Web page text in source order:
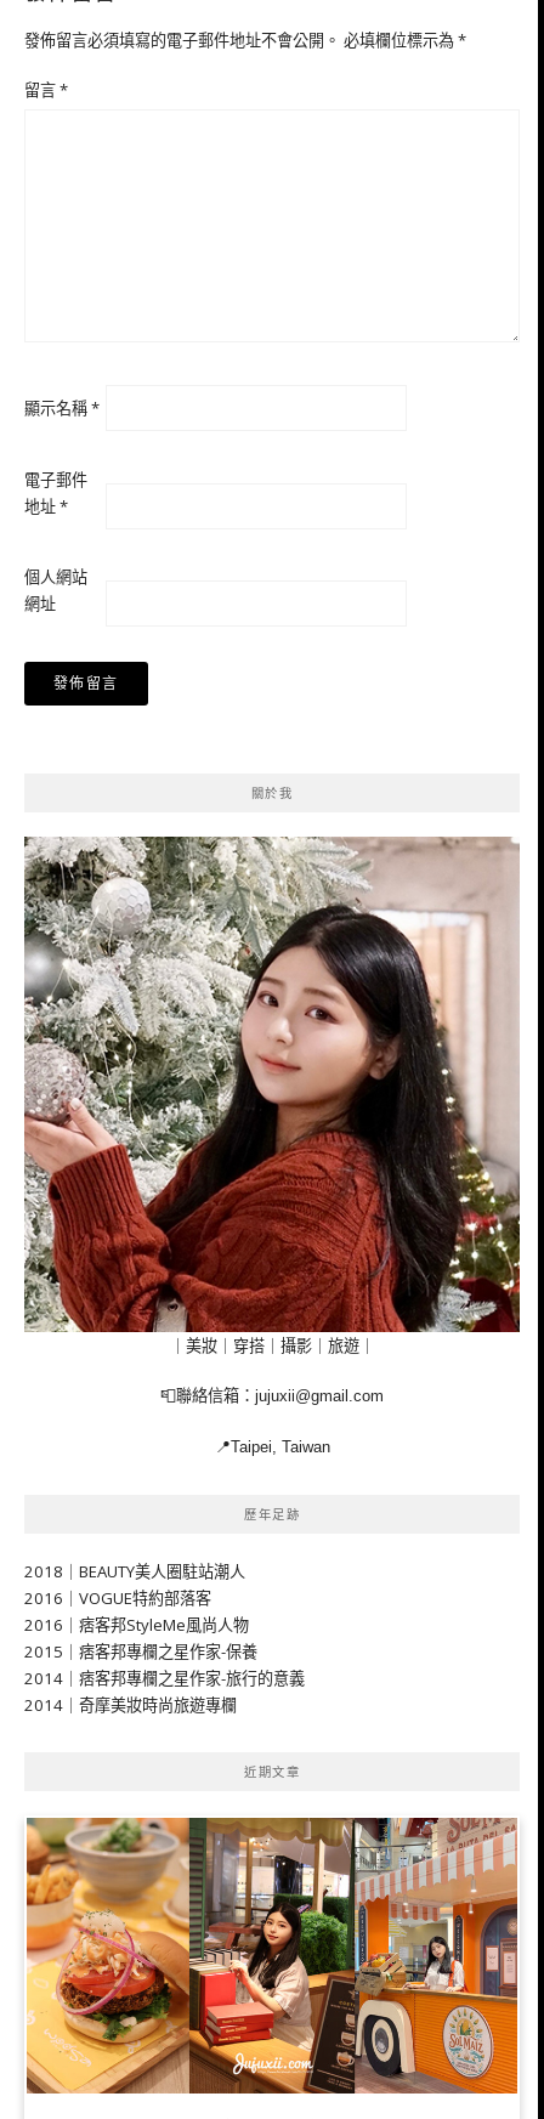
發佈留言必須填寫的電子郵件地址不會公開。 必填欄位標示為*
留言*
顯示名稱*
電子郵件
地址*
個人網站
網址
關於我
｜美妝｜穿搭｜攝影｜旅遊｜
📮聯絡信箱： jujuxii@gmail.com
📍Taipei, Taiwan
歷年足跡
2018｜BEAUTY美人圈駐站潮人
2016｜VOGUE特約部落客
2016｜痞客邦StyleMe風尚人物
2015｜痞客邦專欄之星作家-保養
2014｜痞客邦專欄之星作家-旅行的意義
2014｜奇摩美妝時尚旅遊專欄
近期文章